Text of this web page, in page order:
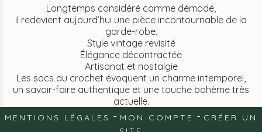
Longtemps considéré comme démodé,
il redevient aujourd’hui une pièce incontournable de la
garde-robe.
Style vintage revisité
Élégance décontractée
Artisanat et nostalgie
Les sacs au crochet évoquent un charme intemporel,
un savoir-faire authentique et une touche bohème très
actuelle.
MENTIONS LÉGALES MON COMPTE
CRÉER UN